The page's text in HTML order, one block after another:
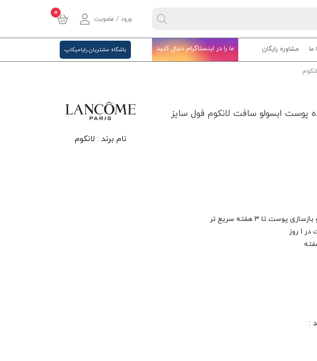
ورود / عضویت
0
مشاوره رایگان ما را در اینستاگرام دنبال کنید باشگاه مشتریان رایامیکاپ
پوست ابسولو سافت لانکوم فول سایز
تا 3 هفته سریع تر
:
نام برند : لانکوم